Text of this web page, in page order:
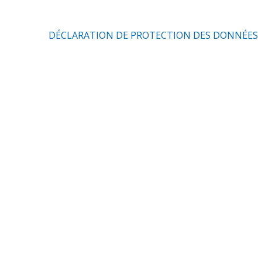
DÉCLARATION DE PROTECTION DES DONNÉES